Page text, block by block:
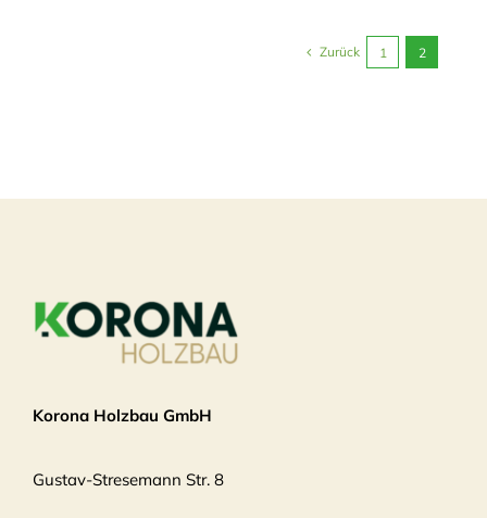
Zurück 1 2
Korona Holzbau GmbH
Gustav-Stresemann Str. 8